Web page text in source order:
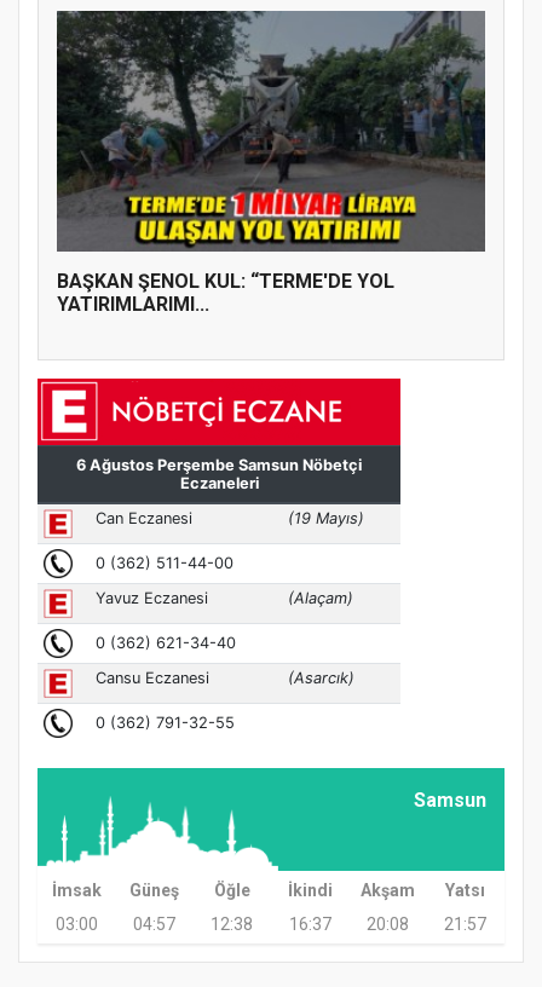
BAŞKAN ŞENOL KUL: “TERME'DE YOL
YATIRIMLARIMI...
Samsun
İmsak Güneş Öğle İkindi Akşam
Yatsı
03:00
04:57 12:38 16:37 20:08 21:57